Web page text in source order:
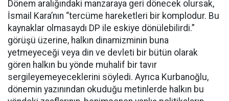
Dönem aralığındaki manzaraya geri dönecek olursak,
İsmail Kara’nın “tercüme hareketleri bir komplodur. Bu
kaynaklar olmasaydı DP ile eskiye dönülebilirdi.”
görüşü üzerine, halkın dinamizminin buna
yetmeyeceği veya din ve devleti bir bütün olarak
gören halkın bu yönde muhalif bir tavır
sergileyemeyeceklerini söyledi. Ayrıca Kurbanoğlu,
dönemin yazınından okuduğu metinlerde halkın bu